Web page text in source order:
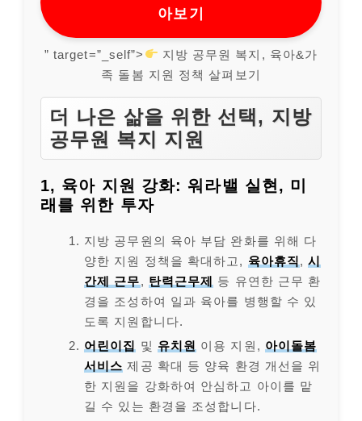
아보기
” target=”_self”>
지방 공무원 복지, 육아&가
족 돌봄 지원 정책 살펴보기
더 나은 삶을 위한 선택, 지방
공무원 복지 지원
1, 육아 지원 강화: 워라밸 실현, 미
래를 위한 투자
지방 공무원의 육아 부담 완화를 위해 다
양한 지원 정책을 확대하고, 육아휴직 ,시
간제 근무, 탄력근무제 등 유연한 근무 환
경을 조성하여 일과 육아를 병행할 수 있
도록 지원합니다.
어린이집 및 유치원 이용 지원, 아이돌봄
서비스 제공 확대 등 양육 환경 개선을 위
한 지원을 강화하여 안심하고 아이를 맡
길 수 있는 환경을 조성합니다.